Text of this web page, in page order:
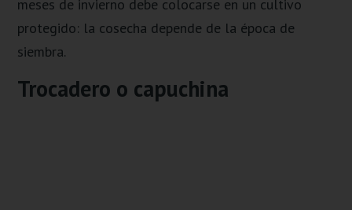
meses de invierno debe colocarse en un cultivo
protegido: la cosecha depende de la época de
siembra.
Trocadero o capuchina